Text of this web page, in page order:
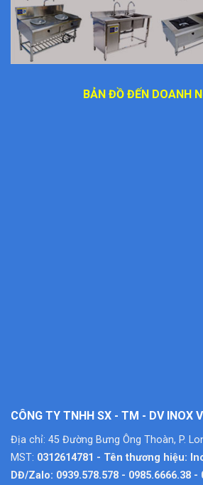
BẢN ĐỒ ĐẾN DOANH
CÔNG TY TNHH SX - TM - DV INOX
Địa chỉ: 45 Đường Bưng Ông Thoàn, P.
MST: 0312614781 - Tên thương hiệu:
DĐ/Zalo: 0939.578.578 - 0985.6666.38 -